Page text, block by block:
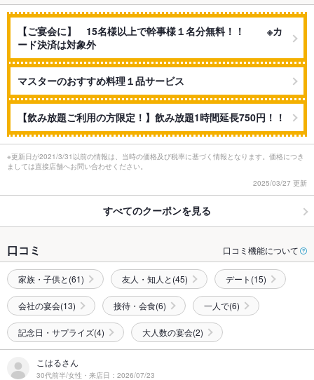
【ご宴会に】 15名様以上で幹事様１名分無料！！ ※カ
ード決済は対象外
マスターのおすすめ料理１品サービス
【飲み放題ご利用の方限定！】飲み放題1時間延長750円！！
※更新日が2021/3/31以前の情報は、当時の価格及び税率に基づく情報となります。価格につき
ましては直接店舗へお問い合わせください。
2025/03/27 更新
すべてのクーポンを見る
口コミ 口コミ機能について
家族・子供と(61) 友人・知人と(45) デート(15)
会社の宴会(13) 接待・会食(6) 一人で(6)
記念日・サプライズ(4) 大人数の宴会(2)
こはるさん
30代前半/女性・来店日：2026/07/23